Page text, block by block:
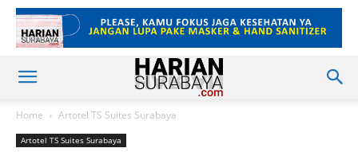
Home Artotel TS Suites Surabaya
Artotel TS Suites Surabaya